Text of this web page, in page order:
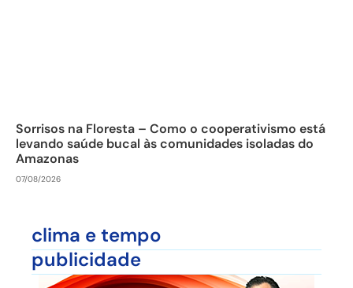
Sorrisos na Floresta – Como o cooperativismo está
levando saúde bucal às comunidades isoladas do
Amazonas
07/08/2026
clima e tempo
publicidade